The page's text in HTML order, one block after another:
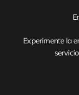
Experimente la